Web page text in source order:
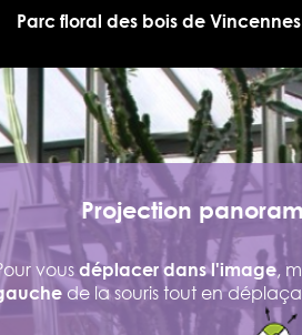
Parc floral des bois de Vincennes